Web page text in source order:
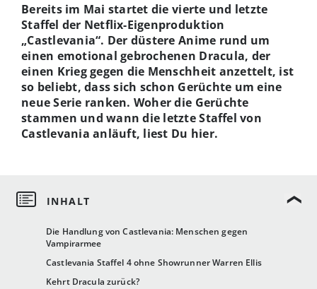
Die Handlung von Castlevania: Menschen gegen
Vampirarmee
Castlevania Staffel 4 ohne Showrunner Warren Ellis
Kehrt Dracula zurück?
Bereits im Mai startet die vierte und letzte
Staffel der Netflix-Eigenproduktion
„Castlevania“. Der düstere Anime rund um
einen emotional gebrochenen Dracula, der
einen Krieg gegen die Menschheit anzettelt, ist
so beliebt, dass sich schon Gerüchte um eine
neue Serie ranken. Woher die Gerüchte
stammen und wann die letzte Staffel von
Castlevania anläuft, liest Du hier.